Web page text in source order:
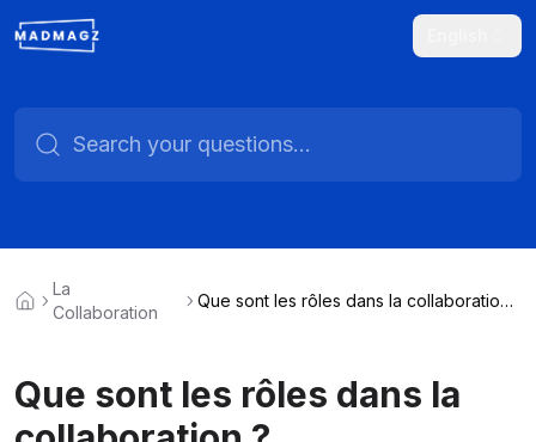
La
Collaboration
Que sont les rôles dans la collaboration
Que sont les rôles dans la